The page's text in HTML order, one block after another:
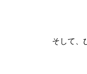
そして、